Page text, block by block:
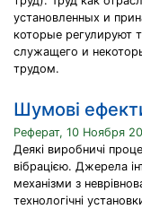
установленных и
которые регулируют
служащего и
трудом.
Шумові
Реферат, 10 Ноября
Деякі виробничі
вібрацією. Джерела
механізми з
технологічні